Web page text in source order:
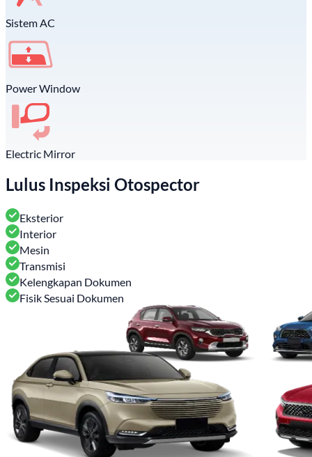
Sistem AC
Power Window
Electric Mirror
Lulus Inspeksi Otospector
Eksterior
Interior
Mesin
Transmisi
Kelengkapan Dokumen
Fisik Sesuai Dokumen